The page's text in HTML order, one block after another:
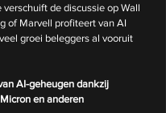
de discussie op Wall
of Marvell profiteert van AI
groei beleggers al vooruit
AI-geheugen dankzij
en anderen